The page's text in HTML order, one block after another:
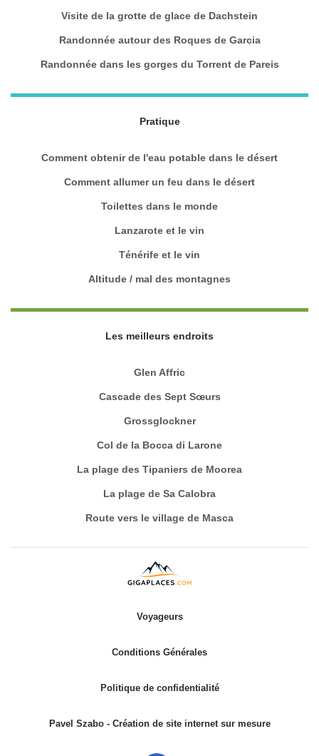
Visite de la grotte de glace de Dachstein
Randonnée autour des Roques de Garcia
Randonnée dans les gorges du Torrent de Pareis
Pratique
Comment obtenir de l'eau potable dans le désert
Comment allumer un feu dans le désert
Toilettes dans le monde
Lanzarote et le vin
Ténérife et le vin
Altitude / mal des montagnes
Les meilleurs endroits
Glen Affric
Cascade des Sept Sœurs
Grossglockner
Col de la Bocca di Larone
La plage des Tipaniers de Moorea
La plage de Sa Calobra
Route vers le village de Masca
Voyageurs
Conditions Générales
Politique de confidentialité
Pavel Szabo - Création de site internet sur mesure